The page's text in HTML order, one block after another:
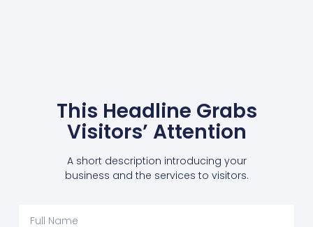
This Headline Grabs
Visitors’ Attention
A short description introducing your
business and the services to visitors.